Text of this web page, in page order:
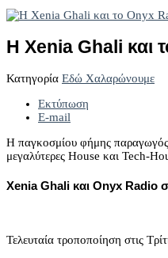
Η Xenia Ghali και
Κατηγορία Εδώ Χαλαρώνουμε
Εκτύπωση
E-mail
Η παγκοσμίου φήμης παραγωγός
μεγαλύτερες House και Tech-
Xenia Ghali και Onyx Radio
Τελευταία τροποποίηση στις